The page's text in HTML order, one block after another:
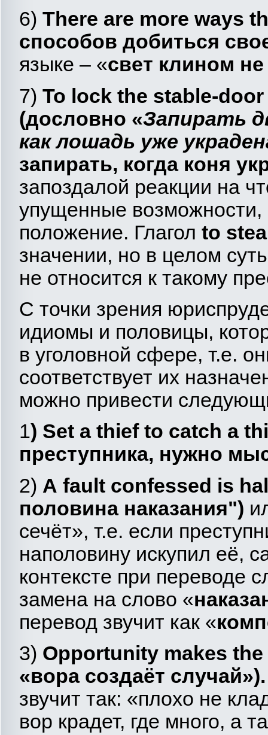
6) There are more ways
способов добиться
языке – «свет клином
7) To lock the stable-door
(дословно «Запирать
как лошадь уже
запирать, когда коня
запоздалой реакции на
упущенные возможности,
положение. Глагол to
значении, но в целом
не относится к такому
С точки зрения
идиомы и половицы,
в уголовной сфере, т.е.
соответствует их
можно привести
1) Set a thief to catch a
преступника, нужно
2) A fault confessed is
половина наказания")
сечёт», т.е. если
наполовину искупил её,
контексте при переводе
замена на слово «
перевод звучит как «
3) Opportunity makes the
«вора создаёт случай
звучит так: «плохо не
вор крадет, где много, а